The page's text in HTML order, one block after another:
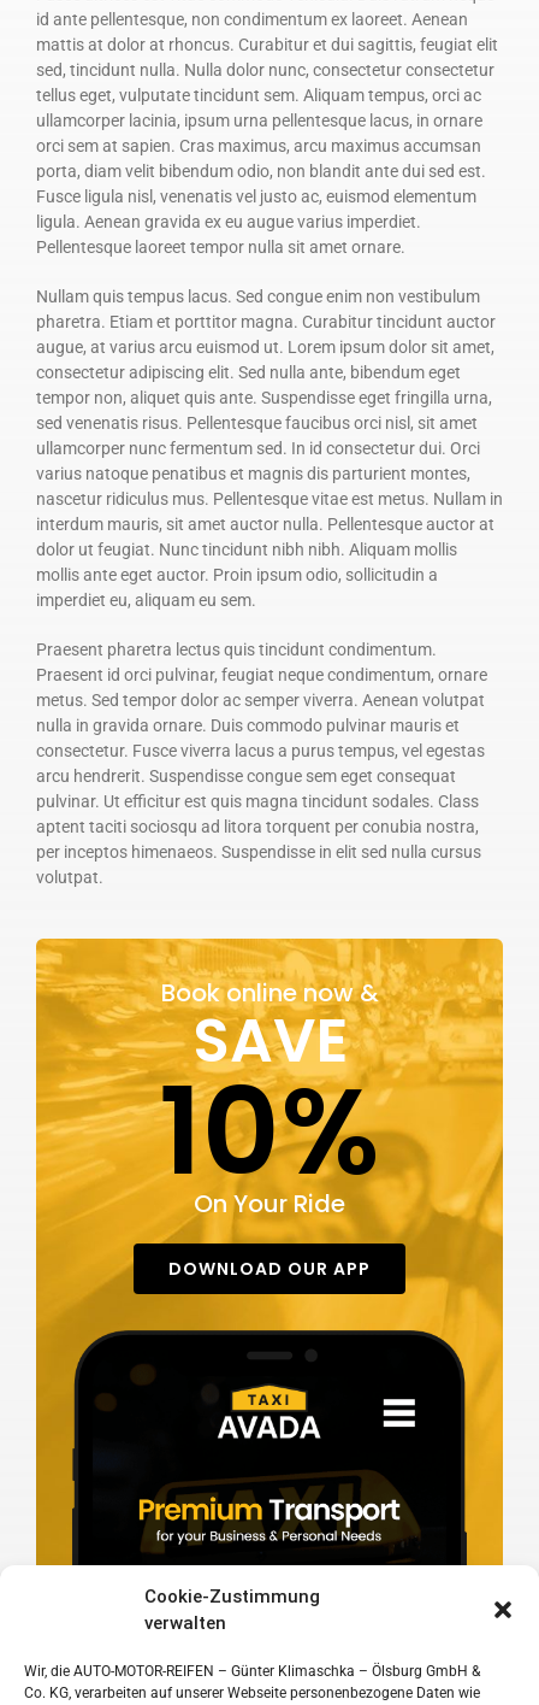
Cookie-Zustimmung
verwalten
Wir, die AUTO-MOTOR-REIFEN – Günter Klimaschka – Ölsburg GmbH &
Co. KG, verarbeiten auf unserer Webseite personenbezogene Daten wie
id ante pellentesque, non condimentum ex laoreet. Aenean
mattis at dolor at rhoncus. Curabitur et dui sagittis, feugiat elit
sed, tincidunt nulla. Nulla dolor nunc, consectetur consectetur
tellus eget, vulputate tincidunt sem. Aliquam tempus, orci ac
ullamcorper lacinia, ipsum urna pellentesque lacus, in ornare
orci sem at sapien. Cras maximus, arcu maximus accumsan
porta, diam velit bibendum odio, non blandit ante dui sed est.
Fusce ligula nisl, venenatis vel justo ac, euismod elementum
ligula. Aenean gravida ex eu augue varius imperdiet.
Pellentesque laoreet tempor nulla sit amet ornare.
Nullam quis tempus lacus. Sed congue enim non vestibulum
pharetra. Etiam et porttitor magna. Curabitur tincidunt auctor
augue, at varius arcu euismod ut. Lorem ipsum dolor sit amet,
consectetur adipiscing elit. Sed nulla ante, bibendum eget
tempor non, aliquet quis ante. Suspendisse eget fringilla urna,
sed venenatis risus. Pellentesque faucibus orci nisl, sit amet
ullamcorper nunc fermentum sed. In id consectetur dui. Orci
varius natoque penatibus et magnis dis parturient montes,
nascetur ridiculus mus. Pellentesque vitae est metus. Nullam in
interdum mauris, sit amet auctor nulla. Pellentesque auctor at
dolor ut feugiat. Nunc tincidunt nibh nibh. Aliquam mollis
mollis ante eget auctor. Proin ipsum odio, sollicitudin a
imperdiet eu, aliquam eu sem.
Praesent pharetra lectus quis tincidunt condimentum.
Praesent id orci pulvinar, feugiat neque condimentum, ornare
metus. Sed tempor dolor ac semper viverra. Aenean volutpat
nulla in gravida ornare. Duis commodo pulvinar mauris et
consectetur. Fusce viverra lacus a purus tempus, vel egestas
arcu hendrerit. Suspendisse congue sem eget consequat
pulvinar. Ut efficitur est quis magna tincidunt sodales. Class
aptent taciti sociosqu ad litora torquent per conubia nostra,
per inceptos himenaeos. Suspendisse in elit sed nulla cursus
volutpat.
Book online now &
SAVE
10%
On Your Ride
DOWNLOAD OUR APP